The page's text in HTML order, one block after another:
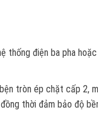
thống điện ba pha
tròn ép chặt cấp 2,
thời đảm bảo độ